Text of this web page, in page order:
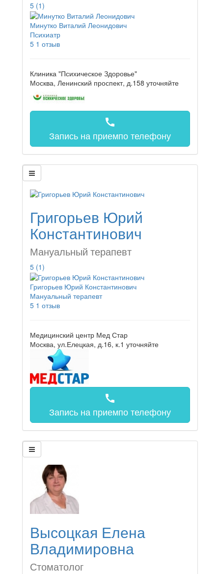
5 (1)
Минутко Виталий Леонидович
Психиатр
5 1 отзыв
Клиника "Психическое Здоровье"
Москва, Ленинский проспект, д.158 уточняйте
call
Запись на приемпо телефону
Григорьев Юрий
Константинович
Мануальный терапевт
5 (1)
Григорьев Юрий Константинович
Мануальный терапевт
5 1 отзыв
Медицинский центр Мед Стар
Москва, ул.Елецкая, д.16, к.1 уточняйте
call
Запись на приемпо телефону
Высоцкая Елена
Владимировна
Стоматолог